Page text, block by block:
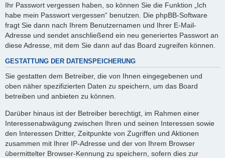
Ihr Passwort vergessen haben, so können Sie die Funktion „Ich
habe mein Passwort vergessen“ benutzen. Die phpBB-Software
fragt Sie dann nach Ihrem Benutzernamen und Ihrer E-Mail-
Adresse und sendet anschließend ein neu generiertes Passwort an
diese Adresse, mit dem Sie dann auf das Board zugreifen können.
GESTATTUNG DER DATENSPEICHERUNG
Sie gestatten dem Betreiber, die von Ihnen eingegebenen und
oben näher spezifizierten Daten zu speichern, um das Board
betreiben und anbieten zu können.
Darüber hinaus ist der Betreiber berechtigt, im Rahmen einer
Interessenabwägung zwischen Ihren und seinen Interessen sowie
den Interessen Dritter, Zeitpunkte von Zugriffen und Aktionen
zusammen mit Ihrer IP-Adresse und der von Ihrem Browser
übermittelter Browser-Kennung zu speichern, sofern dies zur